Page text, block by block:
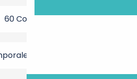
60 Coperto
(s) Terrazza